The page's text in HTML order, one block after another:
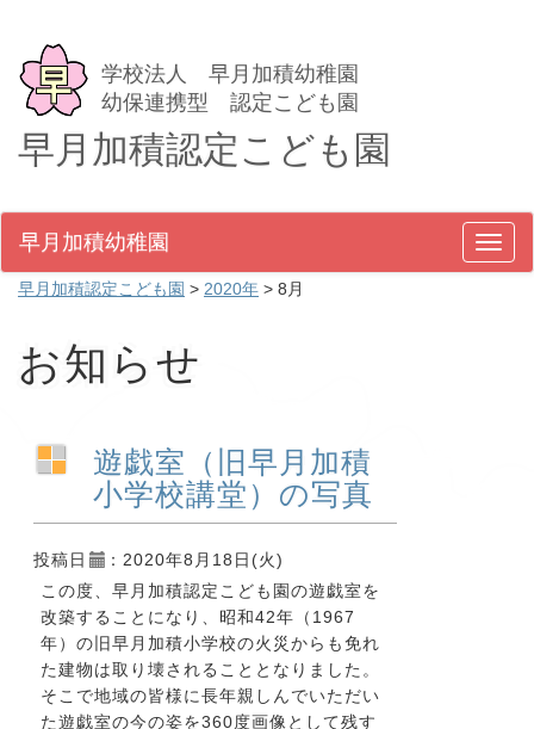
学校法人 早月加積幼稚園
幼保連携型 認定こども園
早月加積認定こども園
メ
ニ
早月加積幼稚園
早月加積認定こども園 > 2020年 > 8月
お知らせ
遊戯室（旧早月加積
小学校講堂）の写真
投稿日
：2020年8月18日(火)
この度、早月加積認定こども園の遊戯室を
改築することになり、昭和42年（1967
年）の旧早月加積小学校の火災からも免れ
た建物は取り壊されることとなりました。
そこで地域の皆様に長年親しんでいただい
た遊戯室の今の姿を360度画像として残す